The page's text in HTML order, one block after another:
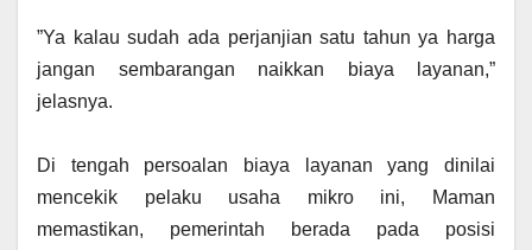
‎”Ya kalau sudah ada perjanjian satu tahun ya harga
jangan sembarangan naikkan biaya layanan,”
jelasnya.
‎Di tengah persoalan biaya layanan yang dinilai
mencekik pelaku usaha mikro ini, Maman
memastikan, pemerintah berada pada posisi